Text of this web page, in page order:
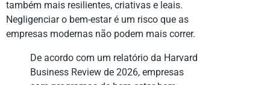
também mais resilientes, criativas e leais.
Negligenciar o bem-estar é um risco que as
empresas modernas não podem mais correr.
De acordo com um relatório da Harvard
Business Review de 2026, empresas